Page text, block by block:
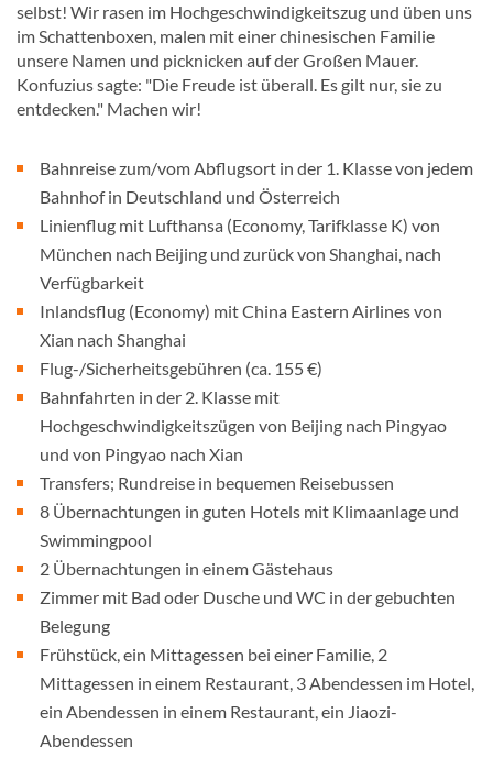
selbst! Wir rasen im Hochgeschwindigkeitszug und üben uns
im Schattenboxen, malen mit einer chinesischen Familie
unsere Namen und picknicken auf der Großen Mauer.
Konfuzius sagte: "Die Freude ist überall. Es gilt nur, sie zu
entdecken." Machen wir!
Bahnreise zum/vom Abflugsort in der 1. Klasse von jedem
Bahnhof in Deutschland und Österreich
Linienflug mit Lufthansa (Economy, Tarifklasse K) von
München nach Beijing und zurück von Shanghai, nach
Verfügbarkeit
Inlandsflug (Economy) mit China Eastern Airlines von
Xian nach Shanghai
Flug-/Sicherheitsgebühren (ca. 155 €)
Bahnfahrten in der 2. Klasse mit
Hochgeschwindigkeitszügen von Beijing nach Pingyao
und von Pingyao nach Xian
Transfers; Rundreise in bequemen Reisebussen
8 Übernachtungen in guten Hotels mit Klimaanlage und
Swimmingpool
2 Übernachtungen in einem Gästehaus
Zimmer mit Bad oder Dusche und WC in der gebuchten
Belegung
Frühstück, ein Mittagessen bei einer Familie, 2
Mittagessen in einem Restaurant, 3 Abendessen im Hotel,
ein Abendessen in einem Restaurant, ein Jiaozi-
Abendessen